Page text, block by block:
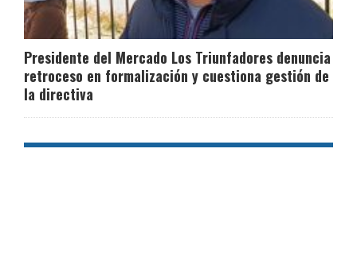
Presidente del Mercado Los Triunfadores denuncia
retroceso en formalización y cuestiona gestión de
la directiva